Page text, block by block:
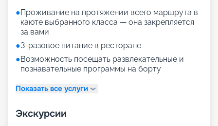
●Проживание на протяжении всего маршрута в
каюте выбранного класса — она закрепляется
за вами
●3-разовое питание в ресторане
●Возможность посещать развлекательные и
познавательные программы на борту
Показать все услуги
Экскурсии